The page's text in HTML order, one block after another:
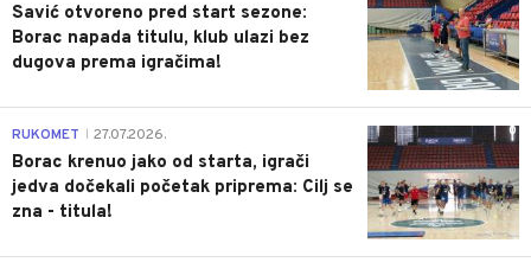
Savić otvoreno pred start sezone:
Borac napada titulu, klub ulazi bez
dugova prema igračima!
0
RUKOMET 27.07.2026.
Borac krenuo jako od starta, igrači
jedva dočekali početak priprema: Cilj se
zna - titula!